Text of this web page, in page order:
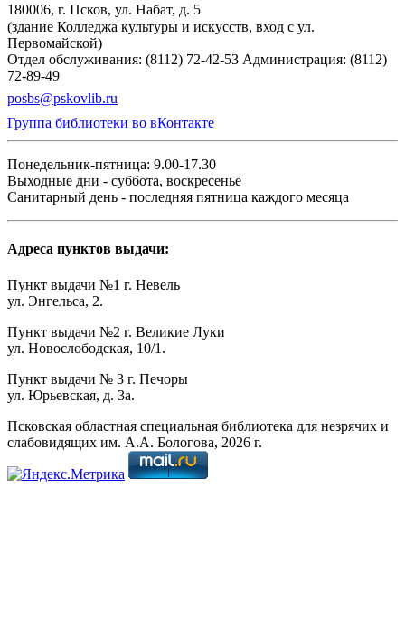
180006, г. Псков, ул. Набат, д. 5
(здание Колледжа культуры и искусств, вход с ул.
Первомайской)
Отдел обслуживания: (8112) 72-42-53 Администрация: (8112)
72-89-49
posbs@pskovlib.ru
Группа библиотеки во вКонтакте
Понедельник-пятница: 9.00-17.30
Выходные дни - суббота, воскресенье
Санитарный день - последняя пятница каждого месяца
Адреса пунктов выдачи:
Пункт выдачи №1 г. Невель
ул. Энгельса, 2.
Пункт выдачи №2 г. Великие Луки
ул. Новослободская, 10/1.
Пункт выдачи № 3 г. Печоры
ул. Юрьевская, д. 3а.
Псковская областная специальная библиотека для незрячих и
слабовидящих им. А.А. Бологова, 2026 г.